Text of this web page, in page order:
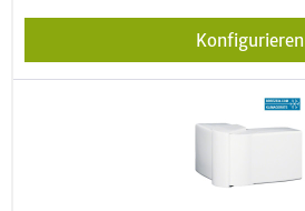
Konfigurieren